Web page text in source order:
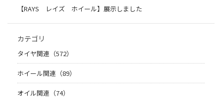
【RAYS レイズ ホイール】展示しました
カテゴリ
タイヤ関連（572）
ホイール関連（89）
オイル関連（74）